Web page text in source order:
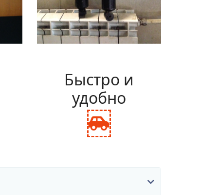
Быстро и
удобно
fas